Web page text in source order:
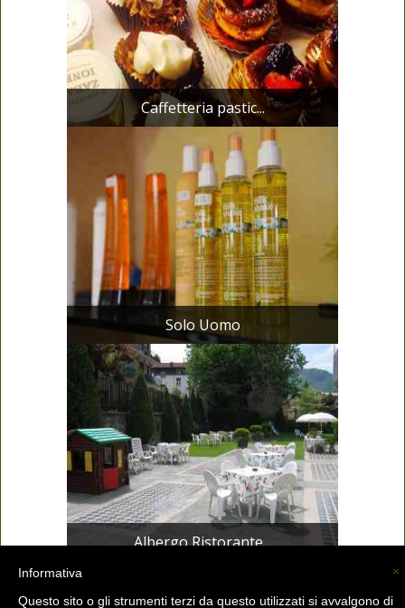
Caffetteria pastic...
Solo Uomo
Albergo Ristorante...
×
Informativa
Questo sito o gli strumenti terzi da questo utilizzati si avvalgono di